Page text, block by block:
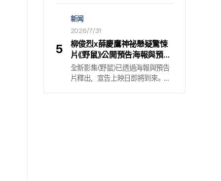
偶像實力 2016年出道的金敏荷在
全球掀起話題的Apple TV系列〈《帕
欽科》〉中飾演年輕的宣子一角，即
使在時代動盪的巨流之中仍能堅強
活下去的人物，透過細膩演繹贏得
全球關注. 憑藉這部作品，她在
2022亞洲美國獎（Asian
謝幕. 當「職場戀愛被揭穿」掀起危
機後，將危機驟然置換成臨時辭職
與嶄新挑戰的姜時宇（徐仁國飾）
與車智潤（朴智賢飾）的故事，替
觀眾留下濃厚餘韻. 最終回以收視
4. 6%作收，證明優質辦公室愛情
劇的水準. 根據收視調查機構
5
新闻
2026/7/31
柳俊烈x薛慶鷹神祕懸疑驚悚
片《野鼠》公開預告海報與預告
片 8月28日上線Netflix
全新影集〈野鼠〉已透過海報與預告
片釋出，宣告上映日即將到來。